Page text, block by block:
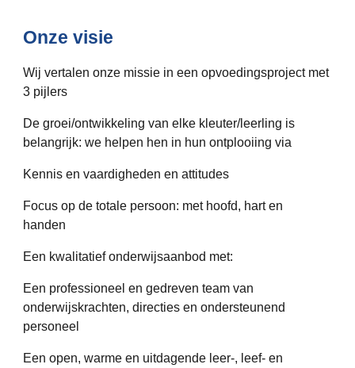
Onze visie
Wij vertalen onze missie in een opvoedingsproject met
3 pijlers
De groei/ontwikkeling van elke kleuter/leerling is
belangrijk: we helpen hen in hun ontplooiing via
Kennis en vaardigheden en attitudes
Focus op de totale persoon: met hoofd, hart en
handen
Een kwalitatief onderwijsaanbod met:
Een professioneel en gedreven team van
onderwijskrachten, directies en ondersteunend
personeel
Een open, warme en uitdagende leer-, leef- en